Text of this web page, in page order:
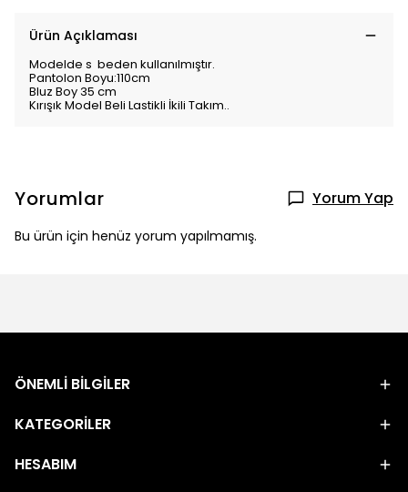
Ürün Açıklaması
Modelde s beden kullanılmıştır.
Pantolon Boyu:110cm
Bluz Boy 35 cm
Kırışık Model Beli Lastikli İkili Takım..
Yorumlar Yorum Yap
Bu ürün için henüz yorum yapılmamış.
ÖNEMLİ BİLGİLER
KATEGORİLER
HESABIM